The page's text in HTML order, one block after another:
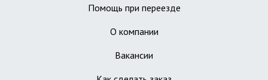
Помощь при переезде
О компании
Вакансии